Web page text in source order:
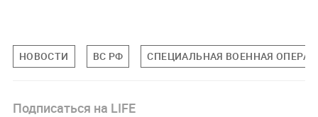
НОВОСТИ ВС РФ СПЕЦИАЛЬНАЯ ВОЕННАЯ
Подписаться на LIFE